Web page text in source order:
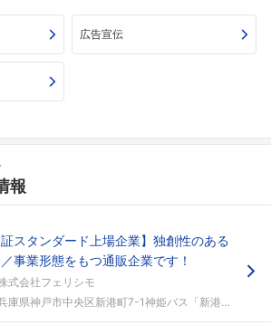
広告宣伝
報
証スタンダード上場企業】独創性のある
事業形態をもつ通販企業です！
式会社フェリシモ
庫県神戸市中央区新港町7-1神姫バス「新港町［中...